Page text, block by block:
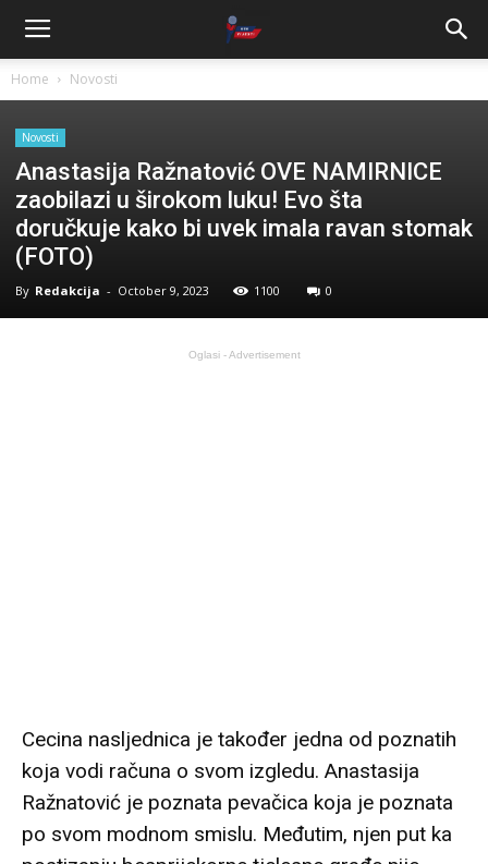
Home Novosti
Novosti
Anastasija Ražnatović OVE NAMIRNICE
zaobilazi u širokom luku! Evo šta
doručkuje kako bi uvek imala ravan stomak
(FOTO)
By Redakcija - October 9, 2023 1100 0
Oglasi - Advertisement
Cecina nasljednica je također jedna od poznatih
koja vodi računa o svom izgledu. Anastasija
Ražnatović je poznata pevačica koja je poznata
po svom modnom smislu. Međutim, njen put ka